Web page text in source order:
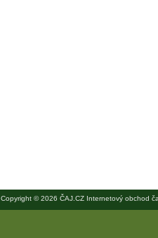
Copyright © 2026 ČAJ.CZ Internetový obchod